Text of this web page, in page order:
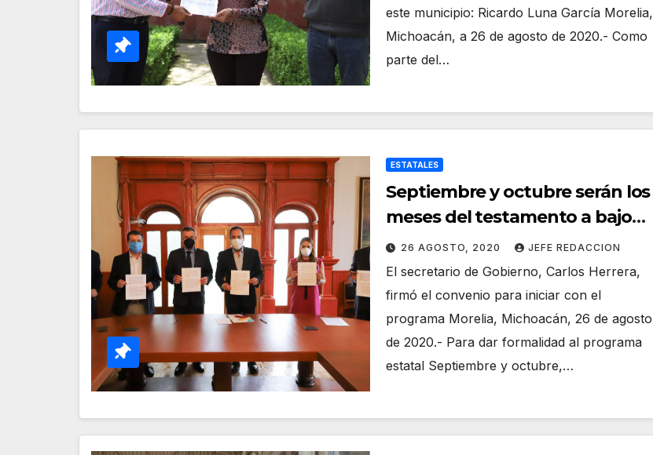
este municipio: Ricardo Luna García Morelia,
Michoacán, a 26 de agosto de 2020.- Como
parte del…
ESTATALES
Septiembre y octubre serán los
meses del testamento a bajo
costo
26 AGOSTO, 2020 JEFE REDACCION
El secretario de Gobierno, Carlos Herrera,
firmó el convenio para iniciar con el
programa Morelia, Michoacán, 26 de agosto
de 2020.- Para dar formalidad al programa
estatal Septiembre y octubre,…